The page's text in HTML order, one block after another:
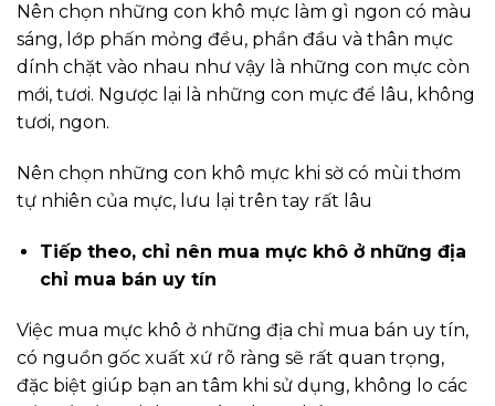
Nên chọn những con khô mực làm gì ngon có màu
sáng, lớp phấn mỏng đều, phần đầu và thân mực
dính chặt vào nhau như vậy là những con mực còn
mới, tươi. Ngược lại là những con mực để lâu, không
tươi, ngon.
Nên chọn những con khô mực khi sờ có mùi thơm
tự nhiên của mực, lưu lại trên tay rất lâu
Tiếp theo, chỉ nên mua mực khô ở những địa
chỉ mua bán uy tín
Việc mua mực khô ở những địa chỉ mua bán uy tín,
có nguồn gốc xuất xứ rõ ràng sẽ rất quan trọng,
đặc biệt giúp bạn an tâm khi sử dụng, không lo các